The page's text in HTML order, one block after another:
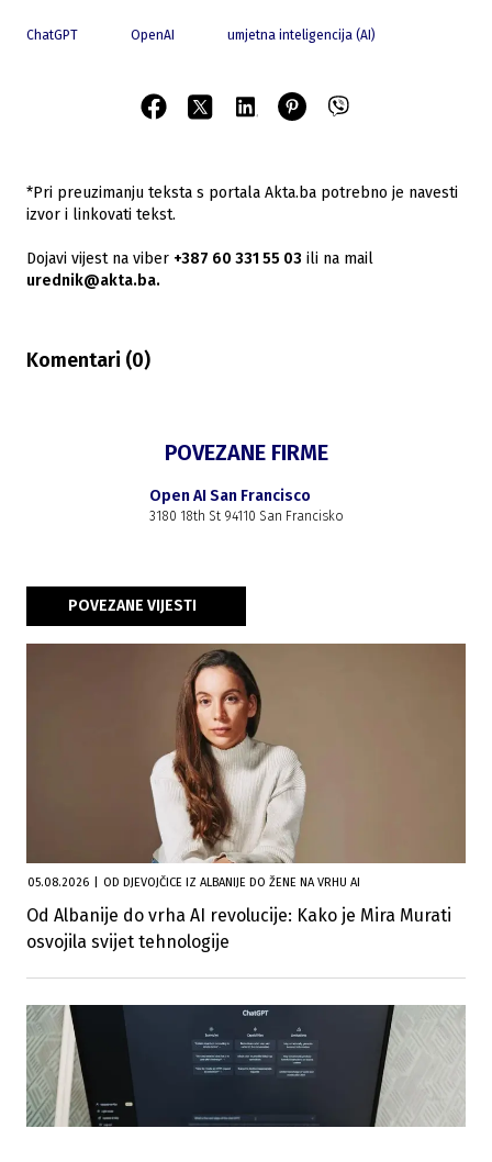
ChatGPT OpenAI umjetna inteligencija (AI)
*Pri preuzimanju teksta s portala Akta.ba potrebno je navesti
izvor i linkovati tekst.
Dojavi vijest na viber +387 60 331 55 03 ili na mail
urednik@akta.ba.
Komentari (0)
POVEZANE FIRME
Open AI San Francisco
3180 18th St 94110 San Francisko
POVEZANE VIJESTI
05.08.2026 OD DJEVOJČICE IZ ALBANIJE DO ŽENE NA VRHU AI
Od Albanije do vrha AI revolucije: Kako je Mira Murati
osvojila svijet tehnologije